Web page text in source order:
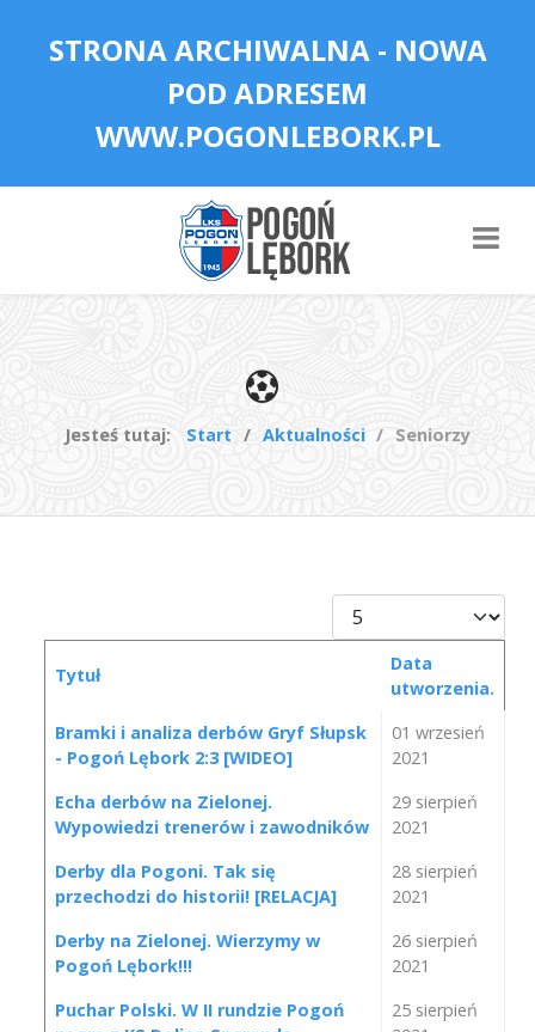
STRONA ARCHIWALNA - NOWA
POD ADRESEM
WWW.POGONLEBORK.PL
Jesteś tutaj: Start Aktualności Seniorzy
Pokaż #
Spis artykułów
Tytuł
Data
utworzenia.
Bramki i analiza derbów Gryf Słupsk
- Pogoń Lębork 2:3 [WIDEO]
01 wrzesień
2021
Echa derbów na Zielonej.
Wypowiedzi trenerów i zawodników
29 sierpień
2021
Derby dla Pogoni. Tak się
przechodzi do historii! [RELACJA]
28 sierpień
2021
Derby na Zielonej. Wierzymy w
Pogoń Lębork!!!
26 sierpień
2021
Puchar Polski. W II rundzie Pogoń
25 sierpień